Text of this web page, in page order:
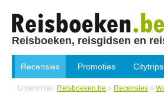
Reisboeken, reisgidsen en
Recensies Promoties Citytrips
U bent hier: Reisboeken.be » Recensies »